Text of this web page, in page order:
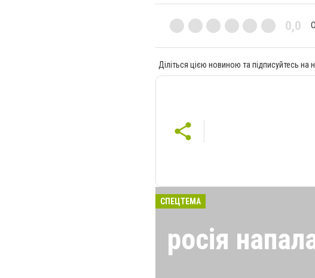
0,0
Діліться цією новиною та підписуйтесь на
СПЕЦТЕМА
росія